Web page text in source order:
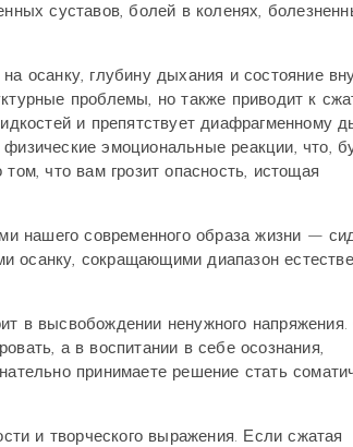
суставов, болей в коленях,
осанку, глубину дыхания и состояние
проблемы, но также приводит к
и препятствует диафрагменному
эмоциональные реакции, что,
что вам грозит опасность, истощая
нашего современного образа жизни —
осанку, сокращающими диапазон
в высвобождении ненужного
а в воспитании в себе осознания,
принимаете решение стать
и творческого выражения. Если сжатая